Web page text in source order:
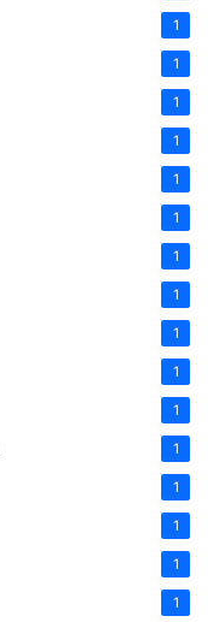
1
1
1
1
1
1
1
1
1
1
1
1
1
1
1
1